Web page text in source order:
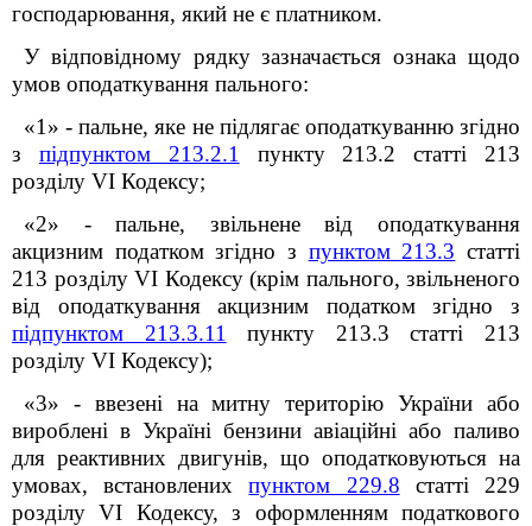
господарювання, який не є платником.
У відповідному рядку зазначається ознака щодо
умов оподаткування пального:
«1» - пальне, яке не підлягає оподаткуванню згідно
з підпунктом 213.2.1
пункту 213.2 статті 213
розділу VI Кодексу;
«2» - пальне, звільнене від оподаткування
акцизним податком згідно з пунктом 213.3 статті
213 розділу VI Кодексу (крім пального, звільненого
від оподаткування акцизним податком згідно з
підпунктом 213.3.11
пункту 213.3 статті 213
розділу VI Кодексу);
«3» - ввезені на митну територію України або
вироблені в Україні бензини авіаційні або паливо
для реактивних двигунів, що оподатковуються на
умовах, встановленихпунктом 229.8 статті 229
розділу VI Кодексу, з оформленням податкового